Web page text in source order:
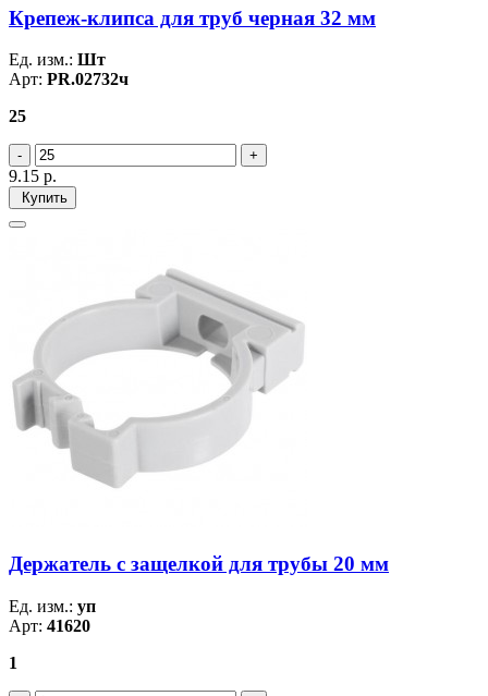
Крепеж-клипса для труб черная 32 мм
Ед. изм.: Шт
Арт: PR.02732ч
25
9.15 р.
Купить
Держатель с защелкой для трубы 20 мм
Ед. изм.: уп
Арт: 41620
1